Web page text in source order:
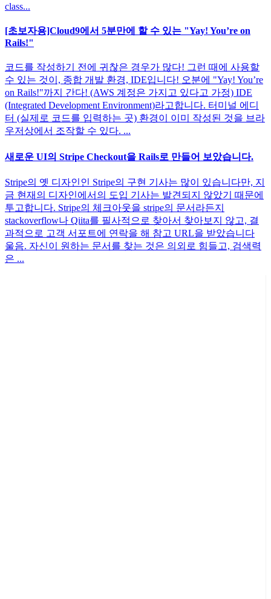
class...
[초보자용]Cloud9에서 5분만에 할 수 있는 "Yay! You’re on
Rails!"
코드를 작성하기 전에 귀찮은 경우가 많다! 그런 때에 사용할
수 있는 것이, 종합 개발 환경, IDE입니다! 오분에 "Yay! You’re
on Rails!"까지 간다! (AWS 계정은 가지고 있다고 가정) IDE
(Integrated Development Environment)라고합니다. 터미널 에디
터 (실제로 코드를 입력하는 곳) 환경이 이미 작성된 것을 브라
우저상에서 조작할 수 있다. ...
새로운 UI의 Stripe Checkout을 Rails로 만들어 보았습니다.
Stripe의 옛 디자인인 Stripe의 구현 기사는 많이 있습니다만, 지
금 현재의 디자인에서의 도입 기사는 발견되지 않았기 때문에
투고합니다. Stripe의 체크아웃을 stripe의 문서라든지
stackoverflow나 Qiita를 필사적으로 찾아서 찾아보지 않고, 결
과적으로 고객 서포트에 연락을 해 참고 URL을 받았습니다
울음. 자신이 원하는 문서를 찾는 것은 의외로 힘들고, 검색력
은 ...